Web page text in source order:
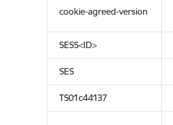
cookie-agreed-version
SESS<ID>
SES
TS01c44137